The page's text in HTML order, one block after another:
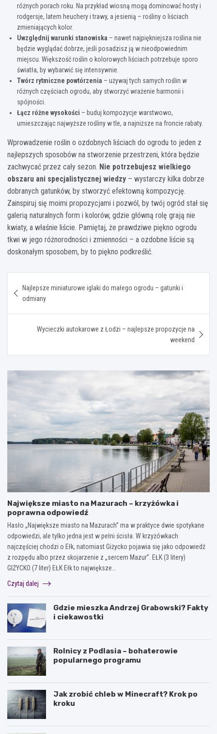
różnych porach roku. Na przykład wiosną mogą dominować hosty i
rodgersje, latem heuchery i trawy, a jesienią – rośliny o liściach
zmieniających kolor.
Uwzględnij warunki stanowiska – nawet najpiękniejsza roślina nie
będzie wyglądać dobrze, jeśli posadzisz ją w nieodpowiednim
miejscu. Większość roślin o kolorowych liściach potrzebuje sporo
światła, by wybarwić się intensywnie.
Twórz rytmiczne powtórzenia – używaj tych samych roślin w
różnych częściach ogrodu, aby stworzyć wrażenie harmonii i
spójności.
Łącz różne wysokości – buduj kompozycje warstwowo,
umieszczając najwyższe rośliny w tle, a najniższe na froncie rabaty.
Wprowadzenie roślin o ozdobnych liściach do ogrodu to jeden z
najlepszych sposobów na stworzenie przestrzeni, która będzie
zachwycać przez cały sezon. Nie potrzebujesz wielkiego
obszaru ani specjalistycznej wiedzy – wystarczy kilka dobrze
dobranych gatunków, by stworzyć efektowną kompozycję.
Zainspiruj się moimi propozycjami i pozwól, by twój ogród stał się
galerią naturalnych form i kolorów, gdzie główną rolę grają nie
kwiaty, a właśnie liście. Pamiętaj, że prawdziwe piękno ogrodu
tkwi w jego różnorodności i zmienności – a ozdobne liście są
doskonałym sposobem, by to piękno podkreślić.
wpisu
Najlepsze miniaturowe iglaki do małego ogrodu – gatunki i
odmiany
Wycieczki autokarowe z Łodzi – najlepsze propozycje na
weekend
Największe miasto na Mazurach – krzyżówka i
poprawna odpowiedź
Hasło „Największe miasto na Mazurach” ma w praktyce dwie spotykane
odpowiedzi, ale tylko jedna jest w pełni ścisła. W krzyżówkach
najczęściej chodzi o Ełk, natomiast Giżycko pojawia się jako odpowiedź
z rozpędu albo przez skojarzenie z „sercem Mazur”. EŁK (3 litery)
GIŻYCKO (7 liter) EŁK Ełk to największe…
Czytaj dalej
Gdzie mieszka Andrzej Grabowski? Fakty
i ciekawostki
Rolnicy z Podlasia – bohaterowie
popularnego programu
Jak zrobić chleb w Minecraft? Krok po
kroku